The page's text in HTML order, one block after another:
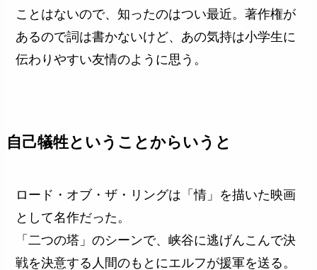
ことはないので、知ったのはつい最近。著作権が
あるので詞は書かないけど、あの気持は小学生に
伝わりやすい友情のように思う。
自己犠牲ということからいうと
ロード・オブ・ザ・リングは「情」を描いた映画
として名作だった。
「二つの塔」のシーンで、峡谷に逃げんこんで決
戦を決意する人間のもとにエルフが援軍を送る。